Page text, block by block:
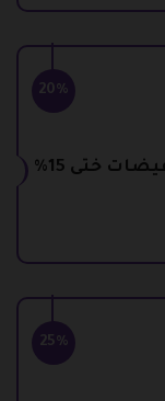
20%
كود خصم جيني السعودية 2026 تخفيضات ختى 15%
25%